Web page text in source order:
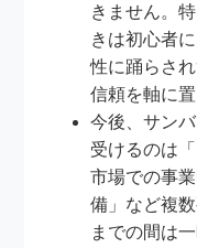
きません。
きは初心者
性に踊らさ
信頼を軸に
今後、サン
受けるのは
市場での事
備」など複
までの間は